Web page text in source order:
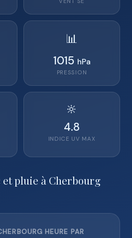
📊
1015 hPa
PRESSION
🔆
4.8
INDICE UV MAX
et pluie à Cherbourg
HEURE PAR